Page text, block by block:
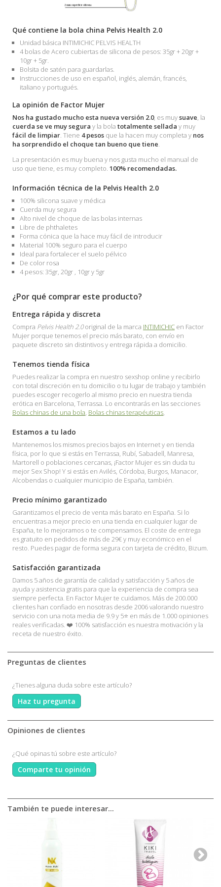
Qué contiene la bola china Pelvis Health 2.0
Unidad básica INTIMICHIC PELVIS HEALTH
4 bolas de Acero cubiertas de silicona de pesos: 35gr + 20gr +
10gr + 5gr.
Bolsita de satén para guardarlas.
Instrucciones de uso en español, inglés, alemán, francés,
italiano y portugués.
La opinión de Factor Mujer
Nos ha gustado mucho esta nueva versión 2.0, es muysuave, la
cuerda se ve muy segura y la bola totalmente sellada y muy
fácil de limpiar. Tiene 4 pesos que la hacen muy completa y nos
ha sorprendido el choque tan bueno que tiene.
La presentación es muy buena y nos gusta mucho el manual de
uso que tiene, es muy completo. 100% recomendadas.
Información técnica de la Pelvis Health 2.0
100% silicona suave y médica
Cuerda muy segura
Alto nivel de choque de las bolas internas
Libre de phthaletes
Forma cónica que la hace muy fácil de introducir
Material 100% seguro para el cuerpo
Ideal para fortalecer el suelo pélvico
De color rosa
4 pesos: 35gr, 20gr , 10gr y 5gr
¿Por qué comprar este producto?
Entrega rápida y discreta
Compra Pelvis Health 2.0original de la marca INTIMICHIC en Factor
Mujer porque tenemos el precio más barato, con envío en
paquete discreto sin distintivos y entrega rápida a domicilio.
Tenemos tienda física
Puedes realizar la compra en nuestro sexshop online y recibirlo
con total discreción en tu domicilio o tu lugar de trabajo y también
puedes escoger recogerlo al mismo precio en nuestra tienda
erótica en Barcelona, Terrassa. Lo encontrarás en las secciones
Bolas chinas de una bola, Bolas chinas terapéuticas,
Estamos a tu lado
Mantenemos los mismos precios bajos en Internet y en tienda
física, por lo que si estás en Terrassa, Rubí, Sabadell, Manresa,
Martorell o poblaciones cercanas, ¡Factor Mujer es sin duda tu
mejor Sex Shop! Y si estás en Avilés, Córdoba, Burgos, Manacor,
Alcobendas o cualquier municipio de España, también.
Precio mínimo garantizado
Garantizamos el precio de venta más barato en España. Si lo
encuentras a mejor precio en una tienda en cualquier lugar de
España, te lo mejoramos o te compensamos. El coste de entrega
es gratuito en pedidos de más de 29€ y muy económico en el
resto. Puedes pagar de forma segura con tarjeta de crédito, Bizum.
Satisfacción garantizada
Damos 5 años de garantía de calidad y satisfacción y 5 años de
ayuda y asistencia gratis para que la experiencia de compra sea
siempre perfecta. En Factor Mujer te cuidamos. Más de 200.000
clientes han confiado en nosotras desde 2006 valorando nuestro
servicio con una nota media de 9.9 y 5⭐ en más de 1.000 opiniones
reales verificadas. ❤️ 100% satisfacción es nuestra motivación y la
receta de nuestro éxito.
Preguntas de clientes
¿Tienes alguna duda sobre este artículo?
Haz tu pregunta
Opiniones de clientes
¿Qué opinas tú sobre este artículo?
Comparte tu opinión
También te puede interesar...